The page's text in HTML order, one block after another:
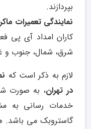
بپردازند.
نمایندگی تعمیرات
کاران امداد آی پی
شرق، شمال، جنوب و
لازم به ذکر است که
در تهران
خدمات رسانی به
گاستروبک می باشد.